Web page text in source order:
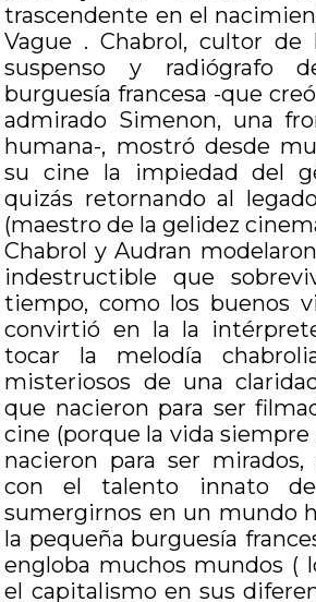
trascendente en el
Vague . Chabrol, cultor
suspenso y radiógrafo
burguesía francesa -que
admirado Simenon, una
humana-, mostró desde
su cine la impiedad del
quizás retornando al
(maestro de la gelidez
Chabrol y Audran
indestructible que
tiempo, como los buenos
convirtió en la la
tocar la melodía
misteriosos de una
que nacieron para ser
cine (porque la vida siempre
nacieron para ser mirados,
con el talento innato de
sumergirnos en un mundo
la pequeña burguesía
engloba muchos mundos (
el capitalismo en sus